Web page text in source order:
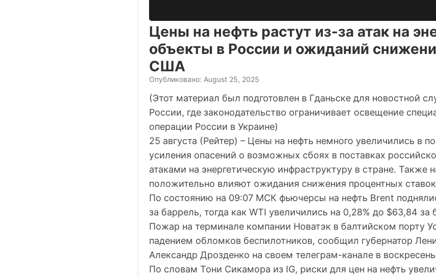
Цены на нефть растут из-за атак на
объекты в России и ожиданий
США
Опубликовано: August 25, 2025
(Этот материал был подготовлен в Гданьске для новостной
России, где законодательство ограничивает освещение
операции России в Украине)
25 августа (Рейтер) – Цены на нефть немного увеличились в
усиления опасений о возможных сбоях в поставках
атаками на энергетическую инфраструктуру в стране. Также
положительно влияют ожидания снижения процентных
По состоянию на 09:07 МСК фьючерсы на нефть Brent
за баррель, тогда как WTI увеличились на 0,28% до $63,84 за
Пожар на терминале компании Новатэк в балтийском порту
падением обломков беспилотников, сообщил губернатор
Александр Дрозденко на своем телеграм-канале в
По словам Тони Сикамора из IG, риски для цен на нефть